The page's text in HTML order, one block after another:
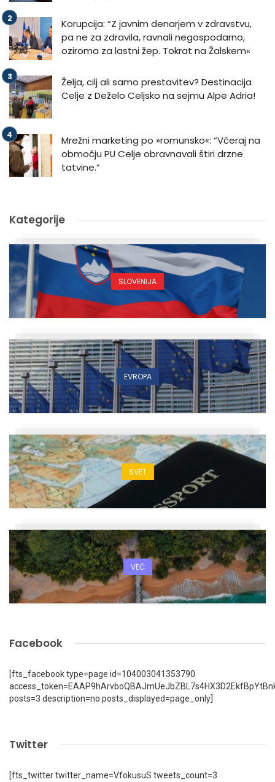
Korupcija: “Z javnim denarjem v zdravstvu,
pa ne za zdravila, ravnali negospodarno,
oziroma za lastni žep. Tokrat na Žalskem«
Želja, cilj ali samo prestavitev? Destinacija
Celje z Deželo Celjsko na sejmu Alpe Adria!
Mrežni marketing po »romunsko«: “Včeraj na
območju PU Celje obravnavali štiri drzne
tatvine.”
Kategorije
SLOVENIJA
EVROPA
SVET
VEČ
Facebook
[fts_facebook type=page id=104003041353790
posts=3 description=no posts_displayed=page_only]
Twitter
[fts_twitter twitter_name=VfokusuS tweets_count=3